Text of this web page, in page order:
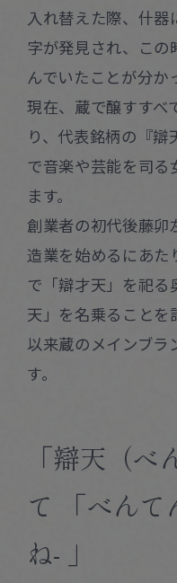
入れ替えた際、什
字が発見され、こ
んでいたことが分か
現在、蔵で醸すすべ
り、代表銘柄の『
で音楽や芸能を司る
ます。
創業者の初代後藤
造業を始めるにあた
で「辯才天」を祀
天」を名乗ることを
以来蔵のメインブラ
す。
「辯天（
て 「べんて
ね- 」